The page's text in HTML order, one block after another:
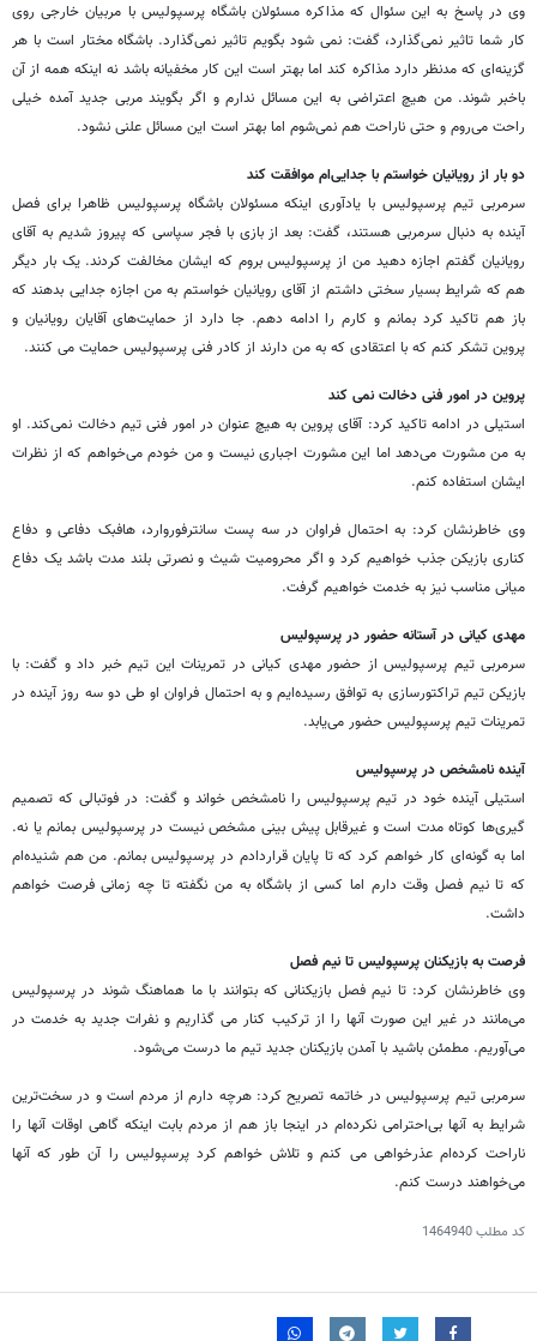
وی در پاسخ به این سئوال که مذاکره مسئولان باشگاه پرسپولیس با مربیان خارجی روی
کار شما تاثیر نمی‌گذارد، گفت: نمی شود بگویم تاثیر نمی‌گذارد. باشگاه مختار است با هر
گزینه‌ای که مدنظر دارد مذاکره کند اما بهتر است این کار مخفیانه باشد نه اینکه همه از آن
باخبر شوند. من هیچ اعتراضی به این مسائل ندارم و اگر بگویند مربی جدید آمده خیلی
راحت می‌روم و حتی ناراحت هم نمی‌شوم اما بهتر است این مسائل علنی نشود.
دو بار از رویانیان خواستم با جدایی‌ام موافقت کند
سرمربی تیم پرسپولیس با یادآوری اینکه مسئولان باشگاه پرسپولیس ظاهرا برای فصل
آینده به دنبال سرمربی هستند،‌ گفت: بعد از بازی با فجر سپاسی که پیروز شدیم به آقای
رویانیان گفتم اجازه دهید من از پرسپولیس بروم که ایشان مخالفت کردند. یک بار دیگر
هم که شرایط بسیار سختی داشتم از آقای رویانیان خواستم به من اجازه جدایی بدهند که
باز هم تاکید کرد بمانم و کارم را ادامه دهم. جا دارد از حمایت‌های آقایان رویانیان و
پروین تشکر کنم که با اعتقادی که به من دارند از کادر فنی پرسپولیس حمایت می کنند.
پروین در امور فنی دخالت نمی کند
استیلی در ادامه تاکید کرد: آقای پروین به هیچ عنوان در امور فنی تیم دخالت نمی‌کند. او
به من مشورت می‌دهد اما این مشورت اجباری نیست و من خودم می‌خواهم که از نظرات
ایشان استفاده کنم.
وی خاطرنشان کرد: به احتمال فراوان در سه پست سانترفوروارد، هافبک دفاعی و دفاع
کناری بازیکن جذب خواهیم کرد و اگر محرومیت شیث و نصرتی بلند مدت باشد یک دفاع
میانی مناسب نیز به خدمت خواهیم گرفت.
مهدی کیانی در آستانه حضور در پرسپولیس
سرمربی تیم پرسپولیس از حضور مهدی کیانی در تمرینات این تیم خبر داد و گفت: با
بازیکن تیم تراکتورسازی به توافق رسیده‌ایم و به احتمال فراوان او طی دو سه روز آینده در
تمرینات تیم پرسپولیس حضور می‌یابد.
آینده نامشخص در پرسپولیس
استیلی آینده خود در تیم پرسپولیس را نامشخص خواند و گفت: ‌در فوتبالی که تصمیم
گیری‌ها کوتاه مدت است و غیرقابل پیش بینی مشخص نیست در پرسپولیس بمانم یا نه.
اما به گونه‌ای کار خواهم کرد که تا پایان قراردادم در پرسپولیس بمانم. من هم شنیده‌ام
که تا نیم فصل وقت دارم اما کسی از باشگاه به من نگفته تا چه زمانی فرصت خواهم
داشت.
فرصت به بازیکنان پرسپولیس تا نیم فصل
وی خاطرنشان کرد: تا نیم فصل بازیکنانی که بتوانند با ما هماهنگ شوند در پرسپولیس
می‌مانند در غیر این صورت آنها را از ترکیب کنار می گذاریم و نفرات جدید به خدمت در
می‌آوریم. مطمئن باشید با آمدن بازیکنان جدید تیم ما درست می‌شود.
سرمربی تیم پرسپولیس در خاتمه تصریح کرد: هرچه دارم از مردم است و در سخت‌ترین
شرایط به آنها بی‌احترامی نکرده‌ام در اینجا باز هم از مردم بابت اینکه گاهی اوقات آنها را
ناراحت کرده‌ام عذرخواهی می کنم و تلاش خواهم کرد پرسپولیس را آن طور که آنها
می‌خواهند درست کنم.
کد مطلب1464940